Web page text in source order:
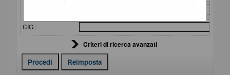
Titolo :
CIG :
Criteri di ricerca avanzati